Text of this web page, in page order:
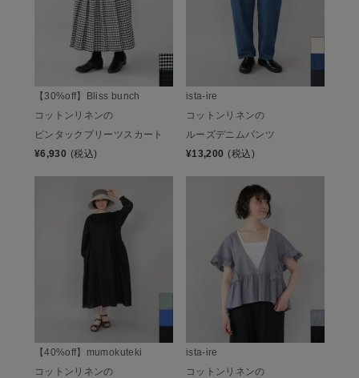
【30%off】Bliss bunch
コットンリネンの
ピンタックプリーツスカート
¥6,930 (税込)
ista-ire
コットンリネンの
ルーズデニムパンツ
¥13,200 (税込)
【40%off】mumokuteki
コットンリネンの
ista-ire
コットンリネンの